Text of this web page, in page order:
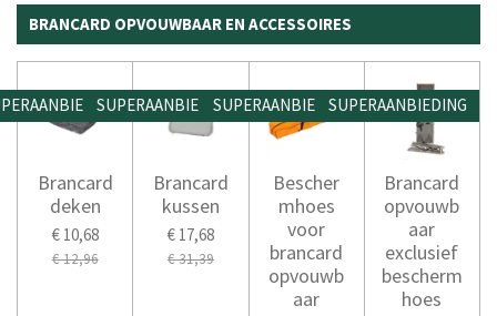
BRANCARD OPVOUWBAAR EN ACCESSOIRES
Brancard
deken
€ 10,68
€ 12,96
SUPERAANBIEDING
Brancard
kussen
€ 17,68
€ 31,39
SUPERAANBIEDING
Bescher
mhoes
voor
brancard
opvouwb
aar
SUPERAANBIEDING
Brancard
opvouwb
aar
exclusief
bescherm
hoes